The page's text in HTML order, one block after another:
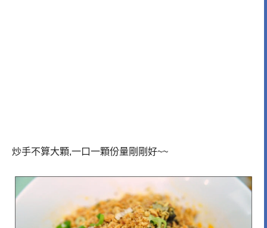
炒手不算大顆,一口一顆份量剛剛好~~